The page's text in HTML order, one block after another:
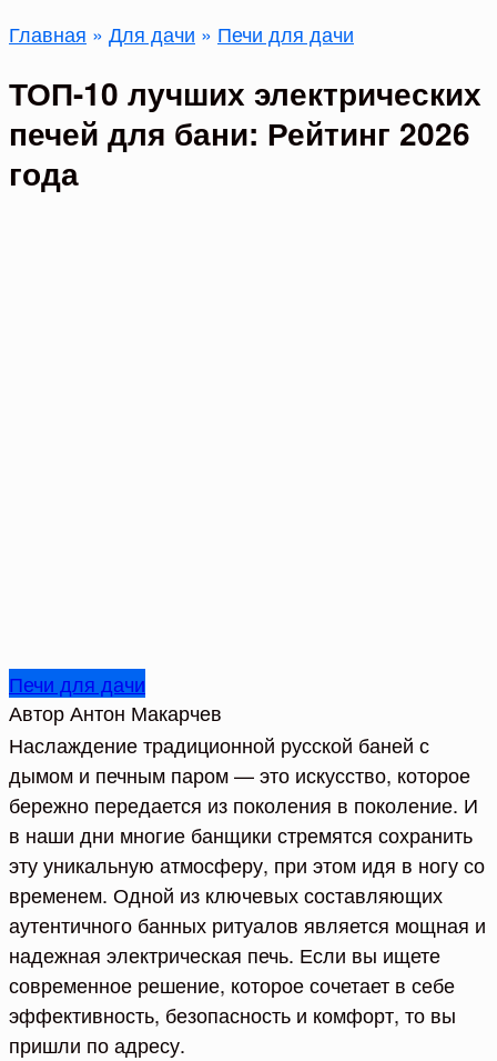
Главная » Для дачи » Печи для дачи
ТОП-10 лучших электрических
печей для бани: Рейтинг 2026
года
Печи для дачи
АвторАнтон Макарчев
Наслаждение традиционной русской баней с
дымом и печным паром — это искусство, которое
бережно передается из поколения в поколение. И
в наши дни многие банщики стремятся сохранить
эту уникальную атмосферу, при этом идя в ногу со
временем. Одной из ключевых составляющих
аутентичного банных ритуалов является мощная и
надежная электрическая печь. Если вы ищете
современное решение, которое сочетает в себе
эффективность, безопасность и комфорт, то вы
пришли по адресу.